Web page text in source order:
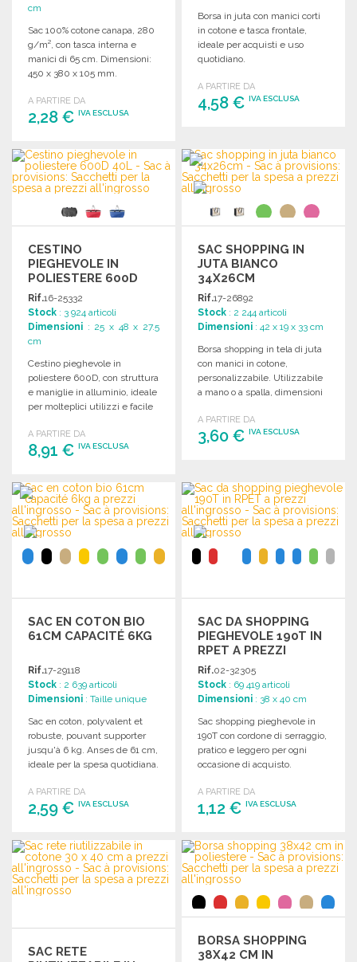
cm
Sac 100% cotone canapa, 280
g/m², con tasca interna e
manici di 65 cm. Dimensioni:
450 x 380 x 105 mm.
A PARTIRE DA
2,28 € IVA ESCLUSA
ORDINARE
Richiedi un preventivo
Borsa in juta con manici corti
in cotone e tasca frontale,
ideale per acquisti e uso
quotidiano.
A PARTIRE DA
4,58 €IVA ESCLUSA
Richiedi un preventivo
CESTINO
PIEGHEVOLE IN
POLIESTERE 600D
40L
Rif.16-25332
Stock : 3 924 articoli
Dimensioni : 25 x 48 x 27.5
cm
Cestino pieghevole in
poliestere 600D, con struttura
e maniglie in alluminio, ideale
per molteplici utilizzi e facile
A PARTIRE DA
8,91 € IVA ESCLUSA
ORDINARE
Richiedi un preventivo
SAC SHOPPING IN
JUTA BIANCO
34X26CM
Rif.17-26892
Stock : 2 244 articoli
Dimensioni : 42 x 19 x 33 cm
Borsa shopping in tela di juta
con manici in cotone,
personalizzabile. Utilizzabile
a mano o a spalla, dimensioni
A PARTIRE DA
3,60 €IVA ESCLUSA
Richiedi un preventivo
SAC EN COTON BIO
61CM CAPACITÉ 6KG
Rif.17-29118
Stock : 2 639 articoli
Dimensioni : Taille unique
Sac en coton, polyvalent et
robuste, pouvant supporter
jusqu'à 6 kg. Anses de 61 cm,
ideale per la spesa quotidiana.
A PARTIRE DA
2,59 € IVA ESCLUSA
ORDINARE
Richiedi un preventivo
SAC DA SHOPPING
PIEGHEVOLE 190T IN
RPET A PREZZI
ALL'INGROSSO
Rif.02-32305
Stock : 69 419 articoli
Dimensioni : 38 x 40 cm
Sac shopping pieghevole in
190T con cordone di serraggio,
pratico e leggero per ogni
occasione di acquisto.
A PARTIRE DA
1,12 €IVA ESCLUSA
ORDINARE
Richiedi un preventivo
SAC RETE
BORSA SHOPPING
38X42 CM IN